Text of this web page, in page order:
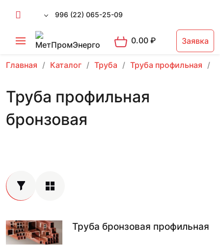
996 (22) 065-25-09
0.00₽ Заявка
Главная Каталог Труба Труба профильная
Труба профильная
бронзовая
Труба бронзовая профильная